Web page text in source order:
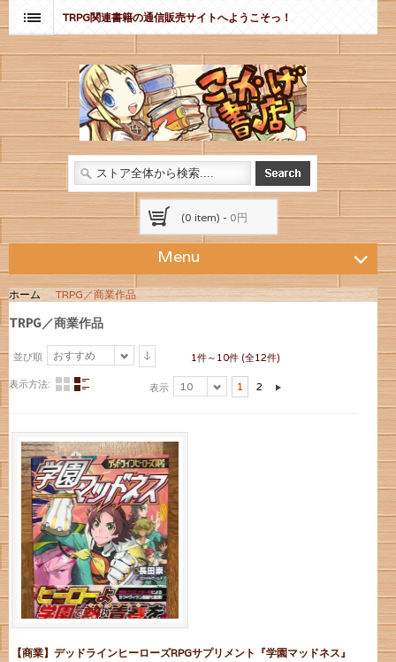
TRPG関連書籍の通信販売サイトへようこそっ！
(0 item) - 0円
Menu
ホーム TRPG／商業作品
TRPG／商業作品
並び順 おすすめ 1件～10件 (全12件)
表示方法: 表示 10 1 2
【商業】デッドラインヒーローズRPGサプリメント『学園マッドネス』